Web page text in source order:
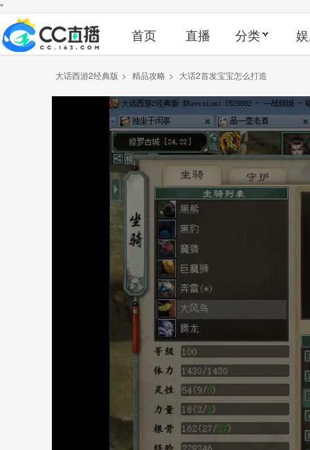
"
首页 直播 分类
大话西游2经典版 > 精品攻略 > 大话2首发宝宝怎么打造